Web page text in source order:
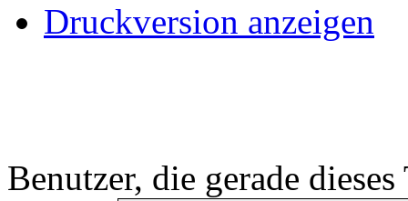
Druckversion anzeigen
Benutzer, die gerade